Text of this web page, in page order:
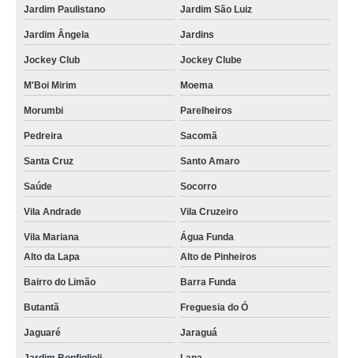
termografias manutenções preditivas Vila Mariana
termografias prediais Bauru
termografia predial Vila Maria
serviço de termografia para prédios Rio Pequeno
termografia em edifícios onde faz Parque São Lucas
termografias edifícios Jardins
termografia para prédio São Carlos
empresa que faz termografia em edifícios Pari
termografia mecânica Santos
empresa que faz termografia edifícios Caieiras
Jardim Paulistano Jardim São Luiz
Jardim Ângela Jardins
Jockey Club Jockey Clube
M'Boi Mirim Moema
Morumbi Parelheiros
Pedreira Sacomã
Santa Cruz Santo Amaro
Saúde Socorro
Vila Andrade Vila Cruzeiro
Vila Mariana
Água Funda
Alto da Lapa
Alto de Pinheiros
Bairro do Limão Barra Funda
Butantã Freguesia do Ó
Jaguaré Jaraguá